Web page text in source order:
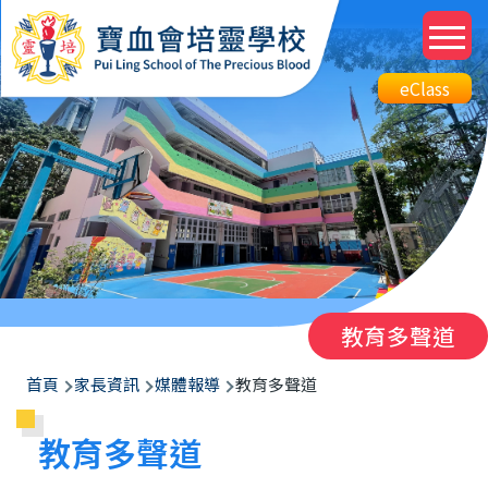
移至主內容
Top
eClass
Btn
eClass
教育多聲道
導
航
連
首頁 家長資訊 媒體報導 教育多聲道
教育多聲道